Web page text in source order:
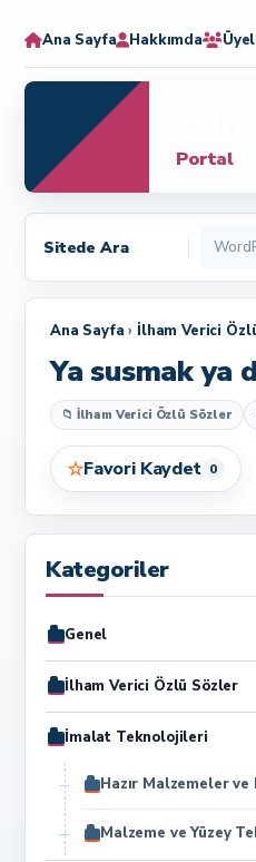
Ana Sayfa Hakkımda
Portal
Sitede Ara
Ana Sayfa › İlham Verici
Ya susmak ya
📁 İlham Verici Özlü Sözler
☆Favori Kaydet 0
Kategoriler
Genel
İlham Verici Özlü Sözler
İmalat Teknolojileri
Hazır Malzemeler
Malzeme ve Yüzey